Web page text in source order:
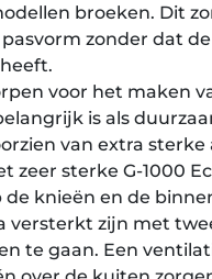
broeken. Dit
zonder dat
voor het maken
is als
van extra
zeer sterke G-1000
knieën en de
versterkt zijn met
te gaan. Een